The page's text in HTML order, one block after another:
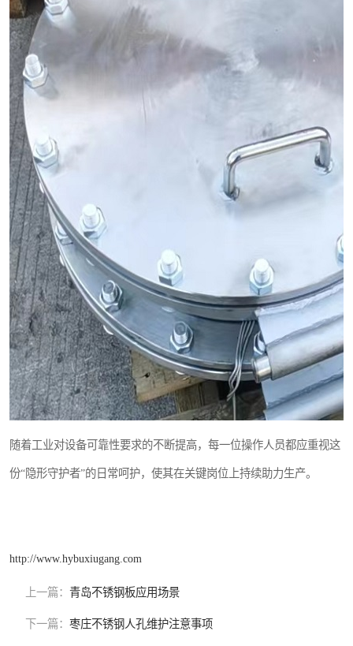
随着工业对设备可靠性要求的不断提高，每一位操作人员都应重视这
份“隐形守护者”的日常呵护，使其在关键岗位上持续助力生产。
http://www.hybuxiugang.com
上一篇： 青岛不锈钢板应用场景
下一篇： 枣庄不锈钢人孔维护注意事项